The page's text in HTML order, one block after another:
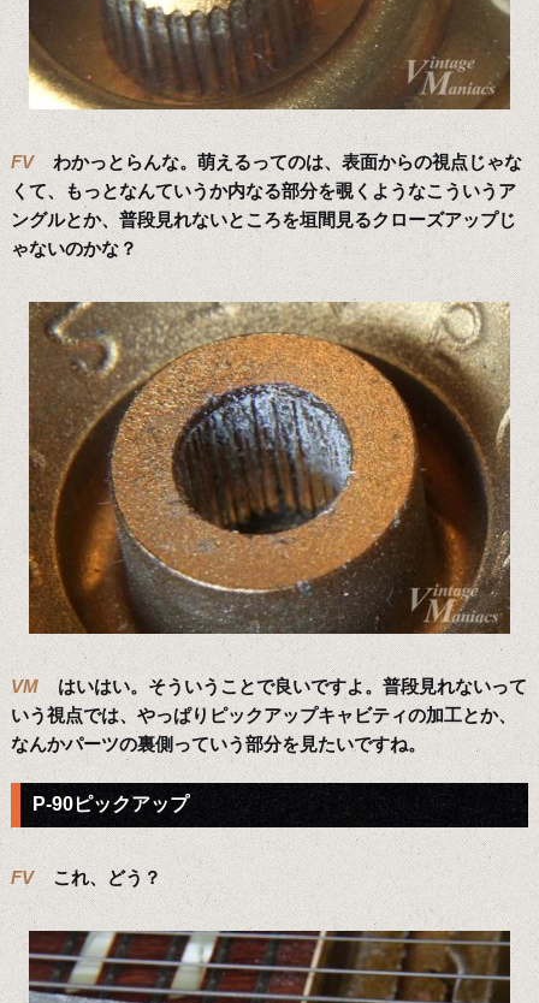
FV
わかっとらんな。萌えるってのは、表面からの視点じゃな
くて、もっとなんていうか内なる部分を覗くようなこういうア
ングルとか、普段見れないところを垣間見るクローズアップじ
ゃないのかな？
VM
はいはい。そういうことで良いですよ。普段見れないって
いう視点では、やっぱりピックアップキャビティの加工とか、
なんかパーツの裏側っていう部分を見たいですね。
P-90ピックアップ
FV これ、どう？